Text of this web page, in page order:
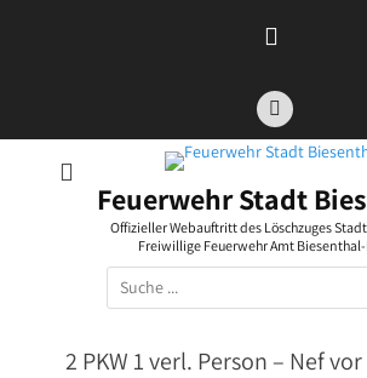
Facebook
Feuerwehr Stadt
Offizieller Webauftritt des Löschzuges
Freiwillige Feuerwehr Amt
Suchen
nach:
2 PKW 1 verl. Person – Nef